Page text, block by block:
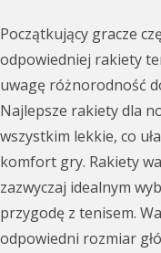
Początkujący gracze
odpowiedniej rakiety
uwagę różnorodność
Najlepsze rakiety dla
wszystkim lekkie, co
komfort gry. Rakiety
zazwyczaj idealnym
przygodę z tenisem.
odpowiedni rozmiar